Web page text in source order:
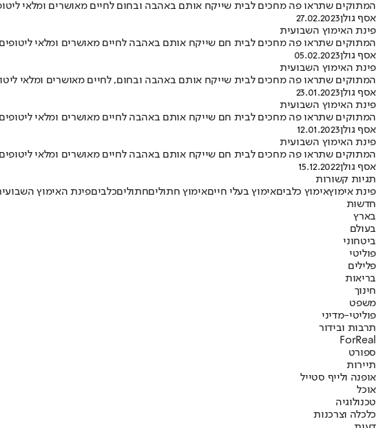
המתוקים שתראו פה מחכים לבית שייקח אותם באהבה ובחום לחיים מאושרים ומלאי
אסף גולן27.02.2023
פינת האימוץ השבועית
המתוקים שתראו פה מחכים לבית חם שייקח אותם באהבה לחיים מאושרים ומלאי ליטופים
אסף גולן05.02.2023
פינת האימוץ השבועית
המתוקים שתראו פה מחכים לבית שייקח אותם באהבה ובחום, לחיים מאושרים ומלאי
אסף גולן23.01.2023
פינת האימוץ השבועית
המתוקים שתראו פה מחכים לבית חם שייקח אותם באהבה לחיים מאושרים ומלאי ליטופים
אסף גולן12.01.2023
פינת האימוץ השבועית
המתוקים שתראו פה מחכים לבית חם שייקח אותם באהבה לחיים מאושרים ומלאי ליטופים
אסף גולן15.12.2022
תגיות קשורות
פינת אימוץאימוץ כלביםאימוץ בעלי חייםאימוץ חתוליםחתוליםכלביםפינת האימוץ
חדשות
בארץ
בעולם
ביטחוני
פוליטי
פלילים
בריאות
חינוך
משפט
פוליטי-מדיני
תרבות ובידור
ForReal
ספורט
תיירות
אופנה ולייף סטייל
אוכל
טכנולוגיה
כלכלה וצרכנות